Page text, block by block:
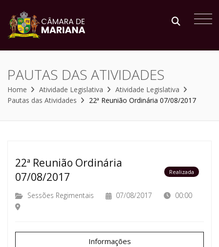
PAUTAS DAS ATIVIDADES
Home Atividade Legislativa
Atividade Legislativa
Pautas das Atividades
22ª Reunião Ordinária 07/08/2017
22ª Reunião Ordinária
07/08/2017
Realizada
Sessões Regimentais 07/08/2017 00:00
Informações